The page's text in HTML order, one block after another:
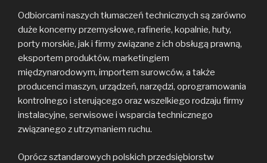
Odbiorcami naszych tłumaczeń technicznych są zarówno
duże koncerny przemysłowe, rafinerie, kopalnie, huty,
porty morskie, jak i firmy związane z ich obsługą prawną,
eksportem produktów, marketingiem
międzynarodowym, importem surowców, a także
producenci maszyn, urządzeń, narzędzi, oprogramowania
kontrolnego i sterującego oraz wszelkiego rodzaju firmy
instalacyjne, serwisowe i wsparcia technicznego
związanego z utrzymaniem ruchu.
Oprócz sztandarowych polskich przedsiębiorstw